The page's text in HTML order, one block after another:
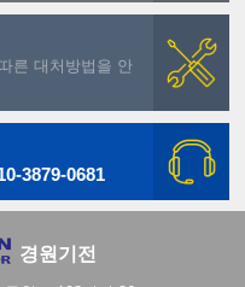
른 대처방법을 안
3879-0681
경원기전